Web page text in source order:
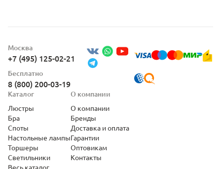
Москва
+7 (495) 125-02-21
Бесплатно
8 (800) 200-03-19
Каталог
Люстры
Бра
Споты
Настольные лампы
Торшеры
Светильники
Весь каталог
О компании
О компании
Бренды
Доставка и оплата
Гарантии
Оптовикам
Контакты